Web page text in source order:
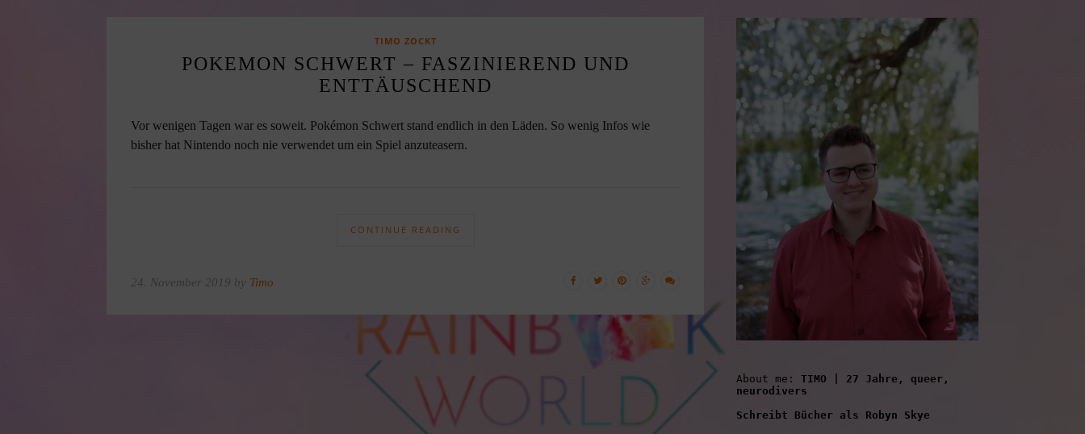
TIMO ZOCKT
POKEMON SCHWERT – FASZINIEREND UND
ENTTÄUSCHEND
Vor wenigen Tagen war es soweit. Pokémon Schwert stand endlich in den Läden. So wenig Infos wie
bisher hat Nintendo noch nie verwendet um ein Spiel anzuteasern.
CONTINUE READING
24. November 2019 by Timo
About me: TIMO | 27 Jahre, queer,
neurodivers
Schreibt Bücher als Robyn Skye